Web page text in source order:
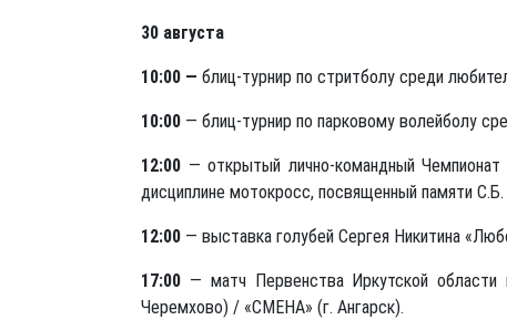
30 августа
10:00 — блиц-турнир по стритболу среди
10:00 — блиц-турнир по парковому волейболу
12:00 — открытый лично-командный
дисциплине мотокросс, посвященный памяти
12:00 — выставка голубей Сергея Никитина
17:00 — матч Первенства Иркутской
Черемхово) / «СМЕНА» (г. Ангарск).